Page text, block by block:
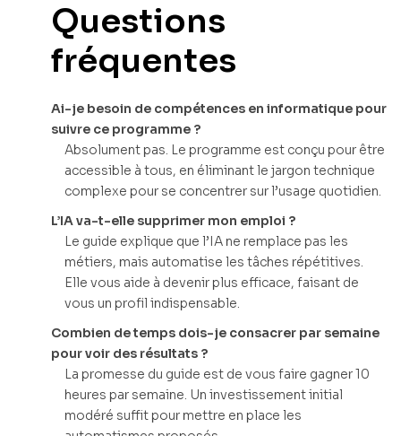
Questions
fréquentes
Ai-je besoin de compétences en informatique pour
suivre ce programme ?
Absolument pas. Le programme est conçu pour être
accessible à tous, en éliminant le jargon technique
complexe pour se concentrer sur l’usage quotidien.
L’IA va-t-elle supprimer mon emploi ?
Le guide explique que l’IA ne remplace pas les
métiers, mais automatise les tâches répétitives.
Elle vous aide à devenir plus efficace, faisant de
vous un profil indispensable.
Combien de temps dois-je consacrer par semaine
pour voir des résultats ?
La promesse du guide est de vous faire gagner 10
heures par semaine. Un investissement initial
modéré suffit pour mettre en place les